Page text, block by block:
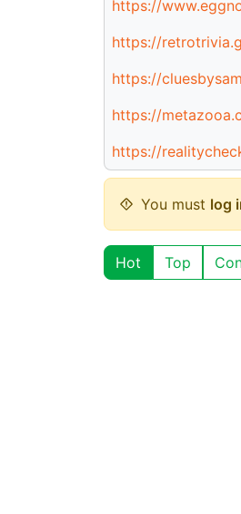
https://
https://
https://
https://
https://
You must log
Hot Top